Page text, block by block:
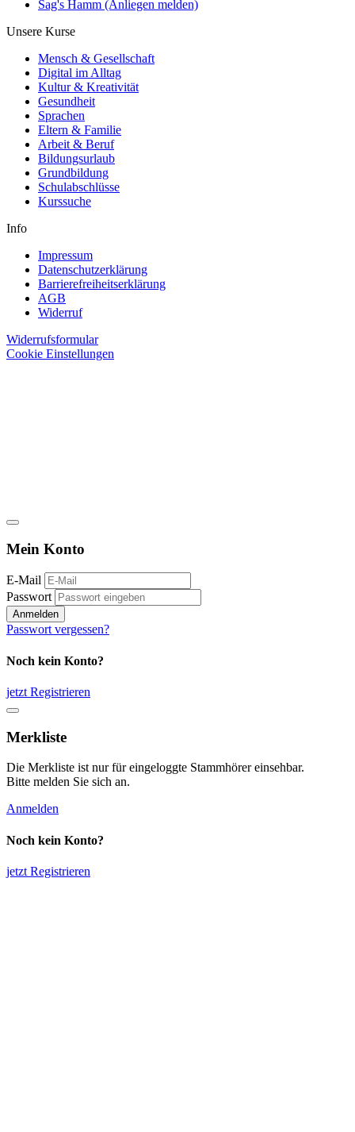
Sag's Hamm (Anliegen melden)
Unsere Kurse
Mensch & Gesellschaft
Digital im Alltag
Kultur & Kreativität
Gesundheit
Sprachen
Eltern & Familie
Arbeit & Beruf
Bildungsurlaub
Grundbildung
Schulabschlüsse
Kurssuche
Info
Impressum
Datenschutzerklärung
Barrierefreiheitserklärung
AGB
Widerruf
Widerrufsformular
Cookie Einstellungen
Mein Konto
E-Mail
Passwort
Anmelden
Passwort vergessen?
Noch kein Konto?
jetzt Registrieren
Merkliste
Die Merkliste ist nur für eingeloggte Stammhörer einsehbar.
Bitte melden Sie sich an.
Anmelden
Noch kein Konto?
jetzt Registrieren